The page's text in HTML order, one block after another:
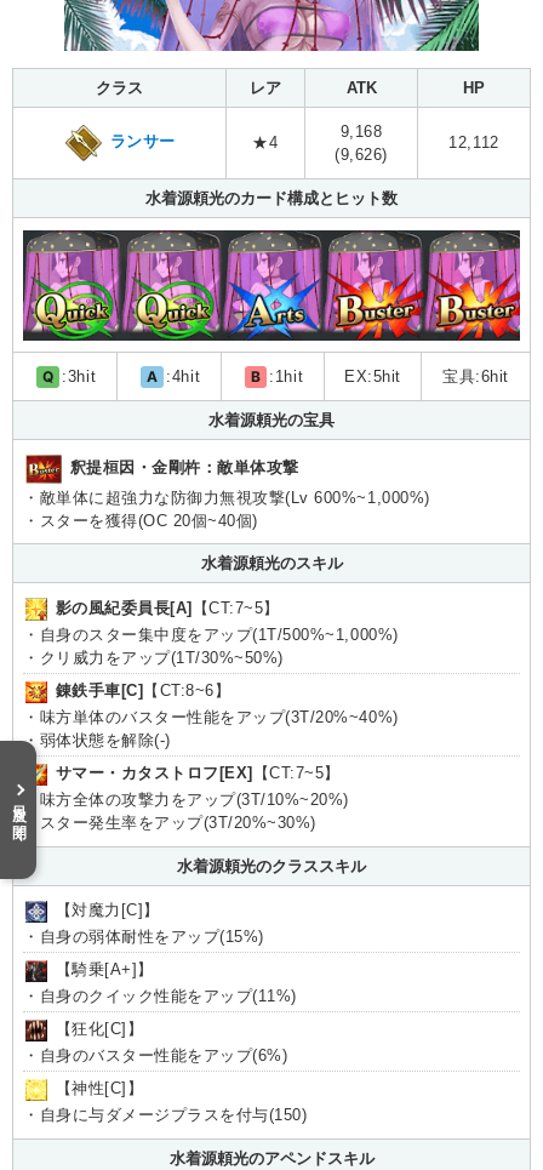
クラス レア ATK HP
ランサー ★4
9,168
(9,626)
12,112
水着源頼光のカード構成とヒット数
Q :3hit A :4hit B :1hit EX:5hit 宝具:6hit
水着源頼光の宝具
釈提桓因・金剛杵：敵単体攻撃
・敵単体に超強力な防御力無視攻撃(Lv 600%~1,000%)
・スターを獲得(OC 20個~40個)
水着源頼光のスキル
影の風紀委員長[A]
【CT:7~5】
・自身のスター集中度をアップ(1T/500%~1,000%)
・クリ威力をアップ(1T/30%~50%)
錬鉄手車[C]
【CT:8~6】
・味方単体のバスター性能をアップ(3T/20%~40%)
・弱体状態を解除(-)
サマー・カタストロフ[EX]
【CT:7~5】
・味方全体の攻撃力をアップ(3T/10%~20%)
・スター発生率をアップ(3T/20%~30%)
水着源頼光のクラススキル
【対魔力[C]】
・自身の弱体耐性をアップ(15%)
【騎乗[A+]】
・自身のクイック性能をアップ(11%)
【狂化[C]】
・自身のバスター性能をアップ(6%)
【神性[C]】
・自身に与ダメージプラスを付与(150)
水着源頼光のアペンドスキル
目次を開く